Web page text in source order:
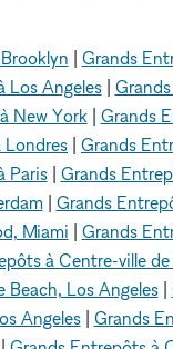
Grands
Los Angeles|
New York| Grands
Londres Grands
Paris| Grands
| Grands
Miami
Grands
à Centre-ville
Beach, Los Angeles|
Angeles| Grands